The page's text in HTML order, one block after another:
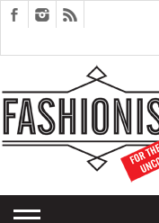
EDITORIALS
COUPLES
THERAPY
SARTORIAGRAM